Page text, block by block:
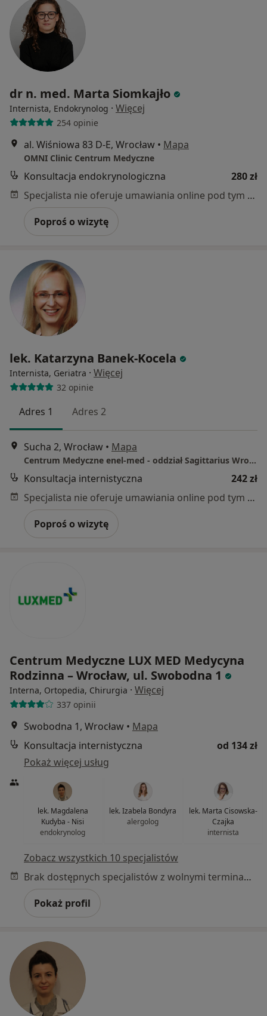
dr n. med. Marta Siomkajło
Internista, Endokrynolog · Więcej
254 opinie
al. Wiśniowa 83 D-E, Wrocław • Mapa
OMNI Clinic Centrum Medyczne
Konsultacja endokrynologiczna
280 zł
Specjalista nie oferuje umawiania online pod tym adresem.
Poproś o wizytę
lek. Katarzyna Banek-Kocela
Internista, Geriatra · Więcej
32 opinie
Adres 1 Adres 2
Sucha 2, Wrocław • Mapa
Centrum Medyczne enel-med - oddział Sagittarius Wrocław
Konsultacja internistyczna
242 zł
Specjalista nie oferuje umawiania online pod tym adresem.
Poproś o wizytę
Centrum Medyczne LUX MED Medycyna
Rodzinna – Wrocław, ul. Swobodna 1
Interna, Ortopedia, Chirurgia · Więcej
337 opinii
Swobodna 1, Wrocław • Mapa
Konsultacja internistyczna
od 134 zł
Pokaż więcej usług
lek. Magdalena
Kudyba - Nisi
endokrynolog
lek. Izabela Bondyra
alergolog
lek. Marta Cisowska-
Czajka
internista
Zobacz wszystkich 10 specjalistów
Brak dostępnych specjalistów z wolnymi terminami w tym centrum medycznym.
Pokaż profil